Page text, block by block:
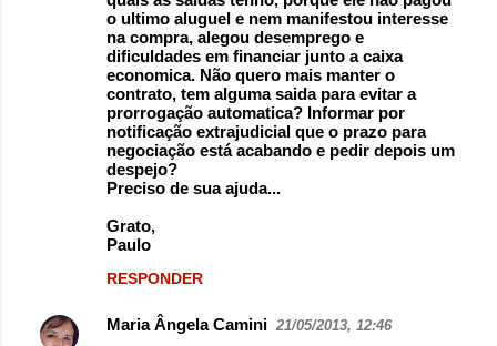
o ultimo aluguel e nem manifestou interesse
na compra, alegou desemprego e
dificuldades em financiar junto a caixa
economica. Não quero mais manter o
contrato, tem alguma saida para evitar a
prorrogação automatica? Informar por
notificação extrajudicial que o prazo para
negociação está acabando e pedir depois um
despejo?
Preciso de sua ajuda...
Grato,
Paulo
RESPONDER
Maria Ângela Camini 21/05/2013, 12:46